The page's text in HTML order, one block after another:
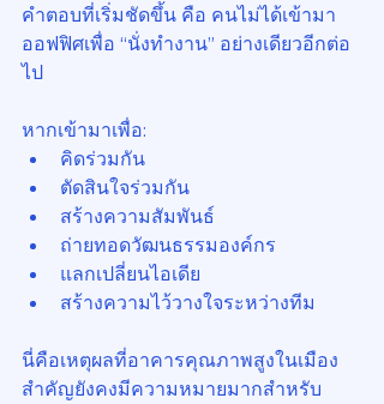
คำตอบที่เริ่มชัดขึ้น คือ คนไม่ได้เข้ามา
ออฟฟิศเพื่อ “นั่งทำงาน” อย่างเดียวอีกต่อ
ไป
หากเข้ามาเพื่อ:
คิดร่วมกัน
ตัดสินใจร่วมกัน
สร้างความสัมพันธ์
ถ่ายทอดวัฒนธรรมองค์กร
แลกเปลี่ยนไอเดีย
สร้างความไว้วางใจระหว่างทีม
นี่คือเหตุผลที่อาคารคุณภาพสูงในเมือง
สำคัญยังคงมีความหมายมากสำหรับ